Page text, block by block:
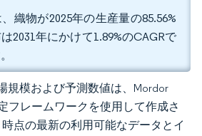
織物が2025年の生産量の85.56%
2031年にかけて1.89%のCAGRで
規模および予測数値は、Mordor
フレームワークを使用して作成さ
点の最新の利用可能なデータとイ